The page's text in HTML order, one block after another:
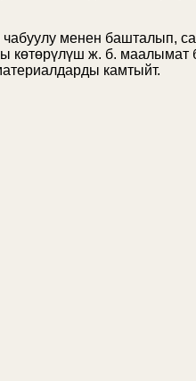
чабуулу менен башталып,
көтөрүлүш ж. б. маалымат
камтыйт.